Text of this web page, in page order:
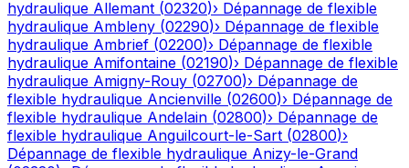
hydraulique Allemant (02320)› Dépannage de flexible
hydraulique Ambleny (02290)› Dépannage de flexible
hydraulique Ambrief (02200)› Dépannage de flexible
hydraulique Amifontaine (02190)› Dépannage de flexible
hydraulique Amigny-Rouy (02700)› Dépannage de
flexible hydraulique Ancienville (02600)› Dépannage de
flexible hydraulique Andelain (02800)› Dépannage de
flexible hydraulique Anguilcourt-le-Sart (02800)›
Dépannage de flexible hydraulique Anizy-le-Grand